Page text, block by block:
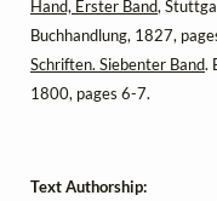
Hand, Erster Band,
Buchhandlung, 1827,
Schriften. Siebenter Band.
1800, pages 6-7.
Text Authorship: